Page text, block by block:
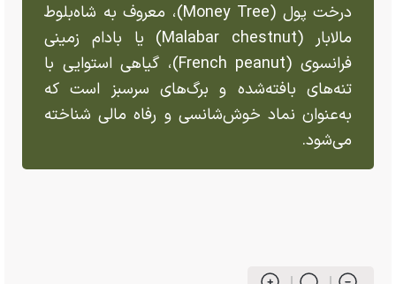
درخت پول (Money Tree)، معروف به شاه‌بلوط
مالابار (Malabar chestnut) یا بادام زمینی
فرانسوی (French peanut)، گیاهی استوایی با
تنه‌های بافته‌شده و برگ‌های سرسبز است که
به‌عنوان نماد خوش‌شانسی و رفاه مالی شناخته
می‌شود.